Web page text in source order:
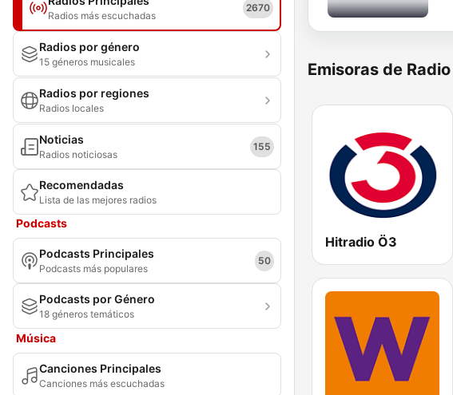
Radios más escuchadas
2670
Radios por género
15 géneros musicales
Radios por regiones
Radios locales
Noticias
Radios noticiosas
155
Recomendadas
Lista de las mejores radios
Podcasts
Podcasts Principales
Podcasts más populares
50
Podcasts por Género
18 géneros temáticos
Música
Canciones Principales
Canciones más escuchadas
Emisoras de
Hitradio Ö3